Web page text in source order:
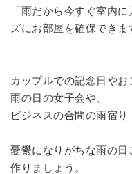
「雨だから今すぐ室内
ズにお部屋を確保できま
カップルでの記念日やお
雨の日の女子会や、
ビジネスの合間の雨宿り
憂鬱になりがちな雨の
作りましょう。